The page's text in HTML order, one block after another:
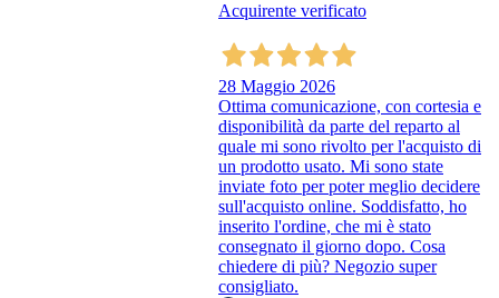
Acquirente verificato
28 Maggio 2026
Ottima comunicazione, con cortesia e
disponibilità da parte del reparto al
quale mi sono rivolto per l'acquisto di
un prodotto usato. Mi sono state
inviate foto per poter meglio decidere
sull'acquisto online. Soddisfatto, ho
inserito l'ordine, che mi è stato
consegnato il giorno dopo. Cosa
chiedere di più? Negozio super
consigliato.